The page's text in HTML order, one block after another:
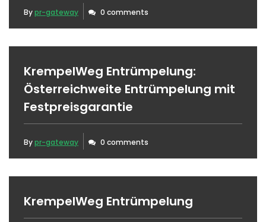
Bypr-gateway 0 comments
KrempelWeg Entrümpelung:
Österreichweite Entrümpelung mit
Festpreisgarantie
Bypr-gateway 0 comments
KrempelWeg Entrümpelung